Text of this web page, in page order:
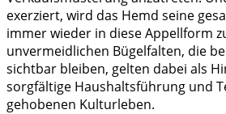
exerziert, wird das Hemd seine
immer wieder in diese Appellform
unvermeidlichen Bügelfalten, die
sichtbar bleiben, gelten dabei als
sorgfältige Haushaltsführung und
gehobenen Kulturleben.